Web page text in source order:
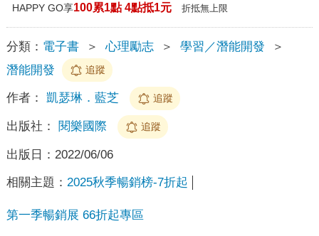
HAPPY GO享100累1點 4點抵1元 折抵無上限
分類： 電子書 ＞ 心理勵志 ＞ 學習／潛能開發
＞
潛能開發
追蹤
作者： 凱瑟琳．藍芝 追蹤
出版社： 閱樂國際 追蹤
出版日： 2022/06/06
相關主題： 2025秋季暢銷榜-7折起
第一季暢銷展 66折起專區